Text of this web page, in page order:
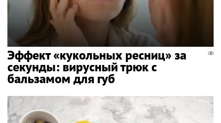
Эффект «кукольных ресниц» за
секунды: вирусный трюк с
бальзамом для губ